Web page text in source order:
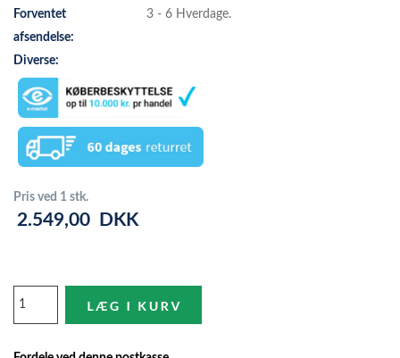
Forventet
afsendelse:
3 - 6 Hverdage.
Diverse:
Pris ved 1 stk.
2.549,00 DKK